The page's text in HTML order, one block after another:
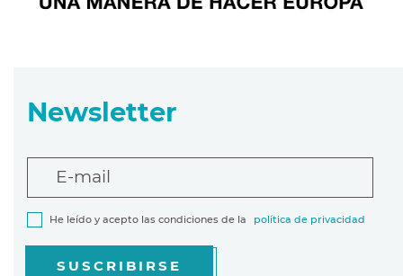
Newsletter
E-mail
He leído y acepto las condiciones de la política de privacidad
SUSCRIBIRSE